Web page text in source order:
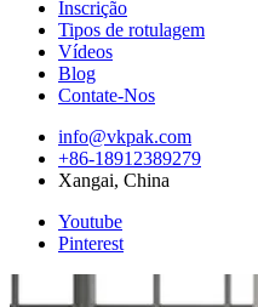
Inscrição
Tipos de rotulagem
Vídeos
Blog
Contate-Nos
info@vkpak.com
+86-18912389279
Xangai, China
Youtube
Pinterest